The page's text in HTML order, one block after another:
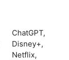
ChatGPT,
Disney+,
Netflix,